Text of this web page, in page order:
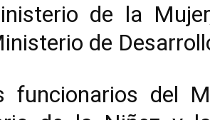
de la
de
funcionarios del